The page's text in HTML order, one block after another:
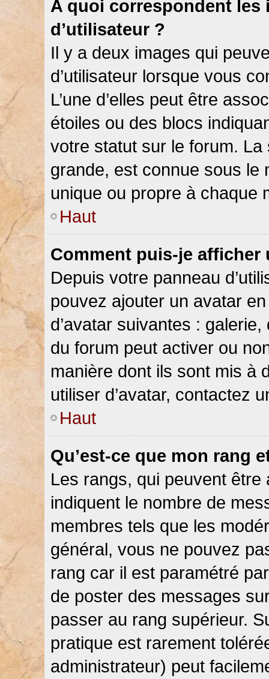
A quoi correspondent les
d’utilisateur ?
Il y a deux images qui
d’utilisateur lorsque vous
L’une d’elles peut être
étoiles ou des blocs
votre statut sur le forum.
grande, est connue sous le
unique ou propre à chaque
Haut
Comment puis-je afficher
Depuis votre panneau
pouvez ajouter un avatar
d’avatar suivantes :
du forum peut activer ou
manière dont ils sont mis à
utiliser d’avatar, contactez
Haut
Qu’est-ce que mon rang
Les rangs, qui peuvent être
indiquent le nombre de
membres tels que les
général, vous ne pouvez
rang car il est paramétré
de poster des messages
passer au rang supérieur.
pratique est rarement
administrateur) peut